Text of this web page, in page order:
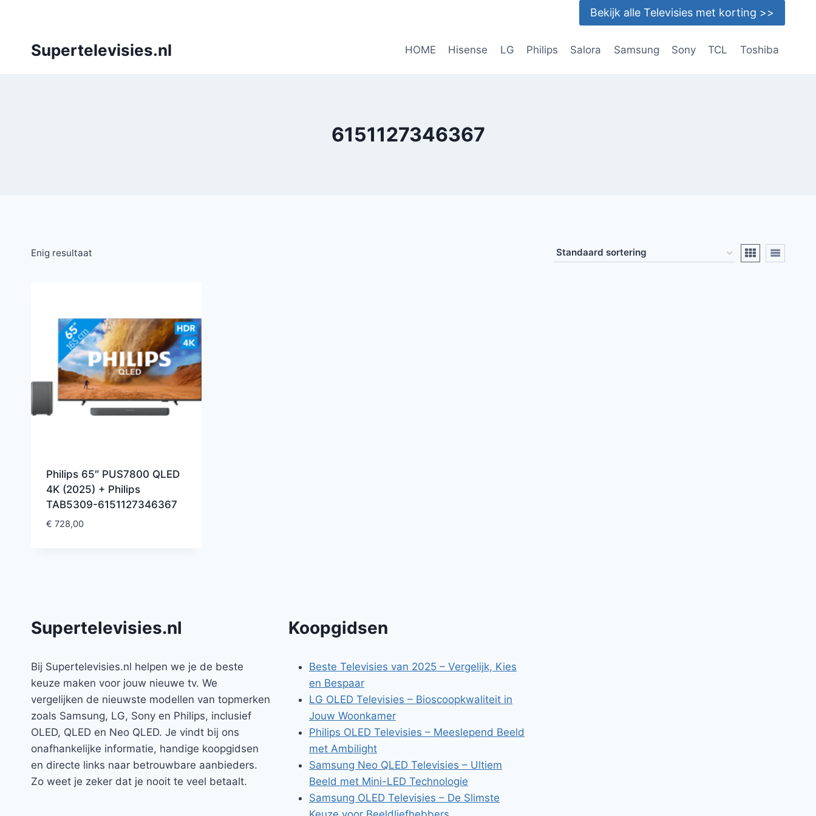
Bekijk alle Televisies met korting >>
Supertelevisies.nl HOME Hisense LG Philips Salora Samsung Sony TCL Toshiba
6151127346367
Enig resultaat
Philips 65″ PUS7800 QLED
4K (2025) + Philips
TAB5309-6151127346367
€ 728,00
Supertelevisies.nl
Bij Supertelevisies.nl helpen we je de beste
keuze maken voor jouw nieuwe tv. We
vergelijken de nieuwste modellen van topmerken
zoals Samsung, LG, Sony en Philips, inclusief
OLED, QLED en Neo QLED. Je vindt bij ons
onafhankelijke informatie, handige koopgidsen
en directe links naar betrouwbare aanbieders.
Zo weet je zeker dat je nooit te veel betaalt.
Koopgidsen
Beste Televisies van 2025 – Vergelijk, Kies
en Bespaar
LG OLED Televisies – Bioscoopkwaliteit in
Jouw Woonkamer
Philips OLED Televisies – Meeslepend Beeld
met Ambilight
Samsung Neo QLED Televisies – Ultiem
Beeld met Mini-LED Technologie
Samsung OLED Televisies – De Slimste